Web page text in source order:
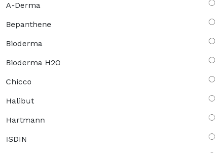
A-Derma
Bepanthene
Bioderma
Bioderma H2O
Chicco
Halibut
Hartmann
ISDIN